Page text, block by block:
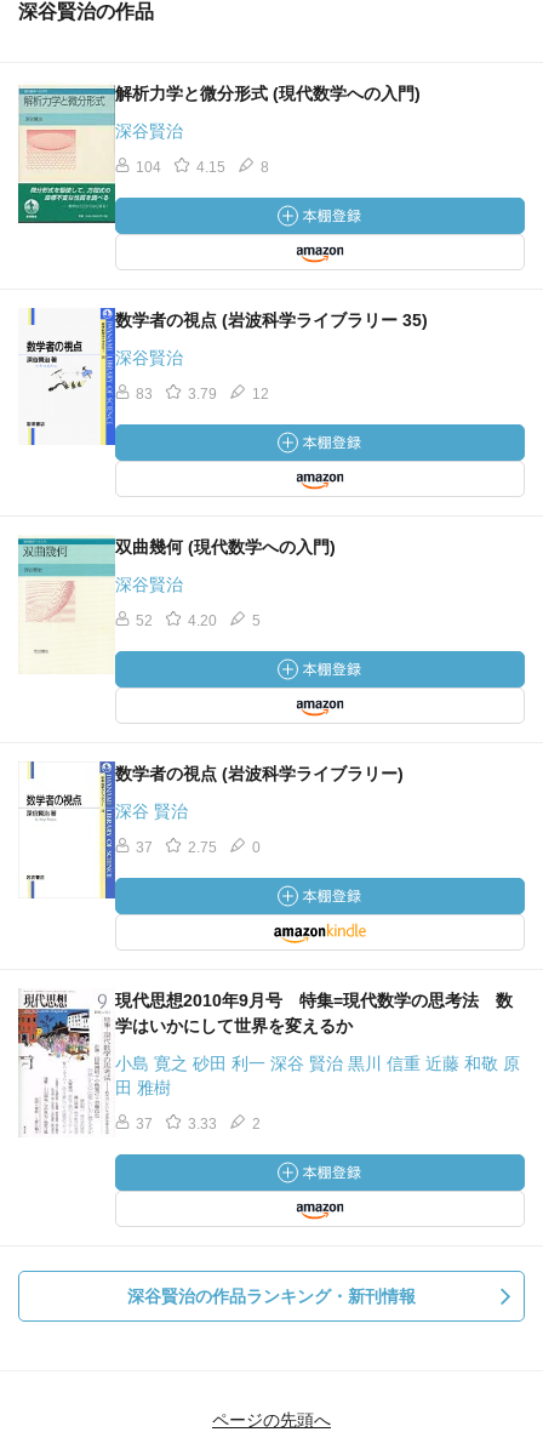
深谷賢治の作品
解析力学と微分形式 (現代数学への入門)
深谷賢治
104 4.15 8
数学者の視点 (岩波科学ライブラリー 35)
深谷賢治
83 3.79 12
双曲幾何 (現代数学への入門)
深谷賢治
52 4.20 5
数学者の視点 (岩波科学ライブラリー)
深谷 賢治
37 2.75 0
現代思想2010年9月号 特集=現代数学の思考法 数
学はいかにして世界を変えるか
小島 寛之 砂田 利一 深谷 賢治 黒川 信重 近藤 和敬 原
田 雅樹
37 3.33 2
深谷賢治の作品ランキング・新刊情報
ページの先頭へ